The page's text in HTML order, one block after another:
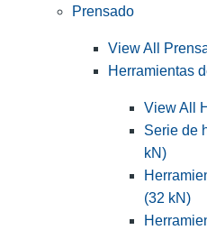
Prensado
View All
Herramientas
View All
Serie de
kN)
(32 kN)